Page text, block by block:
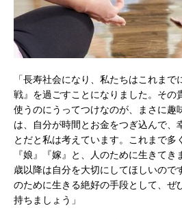
「長寿社会になり、私たちはこれま
戦』を過ごすことになりました。その
使うのにうってつけなのが、まさに趣
は、自分が時間とお金をつぎ込んで、
とだと私は考えています。これまで多
『娘』『嫁』と、人のために生きて
歳以降は自分を大切にしてほしいので
のために生きる絶好の手段として、ぜ
持ちましょう」